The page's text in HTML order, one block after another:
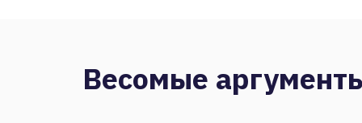
Весомые